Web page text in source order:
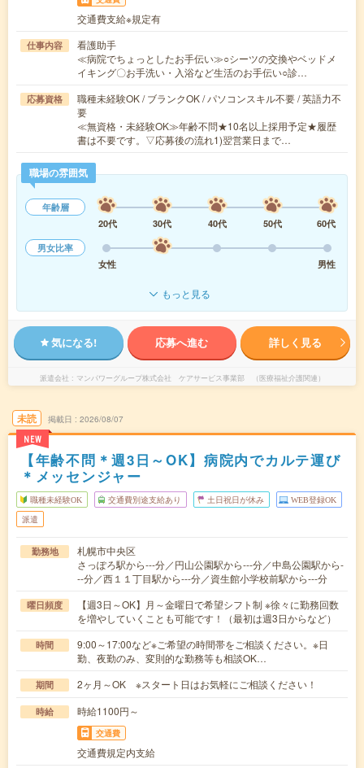
交通費支給※規定有
仕事内容
看護助手
≪病院でちょっとしたお手伝い≫○シーツの交換やベッドメ
イキング〇お手洗い・入浴など生活のお手伝い○診…
応募資格
職種未経験OK / ブランクOK / パソコンスキル不要 / 英語力不
要
≪無資格・未経験OK≫年齢不問★10名以上採用予定★履歴
書は不要です。▽応募後の流れ1)翌営業日まで…
職場の雰囲気
年齢層
20代
30代 40代 50代
60代
男女比率
女性
男性
もっと見る
気になる! 応募へ進む 詳しく見る
派遣会社 マンパワーグループ株式会社 ケアサービス事業部 （医療福祉介護関連）
未読
NEW
掲載日 2026/08/07
【年齢不問＊週3日～OK】病院内でカルテ運び
＊メッセンジャー
職種未経験OK 交通費別途支給あり 土日祝日が休み WEB登録OK
派遣
勤務地
札幌市中央区
さっぽろ駅から---分／円山公園駅から---分／中島公園駅から-
--分／西１１丁目駅から---分／資生館小学校前駅から---分
曜日頻度
【週3日～OK】月～金曜日で希望シフト制 ※徐々に勤務回数
を増やしていくことも可能です！（最初は週3日からなど）
時間
9:00～17:00など※ご希望の時間帯をご相談ください。※日
勤、夜勤のみ、変則的な勤務等も相談OK…
期間 2ヶ月～OK ※スタート日はお気軽にご相談ください！
時給 時給1100円～
交通費
交通費規定内支給